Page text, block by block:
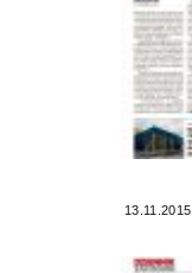
13.11.2015